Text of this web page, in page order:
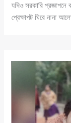
যদিও সরকারি
প্রেক্ষাপট ঘিরে নানা